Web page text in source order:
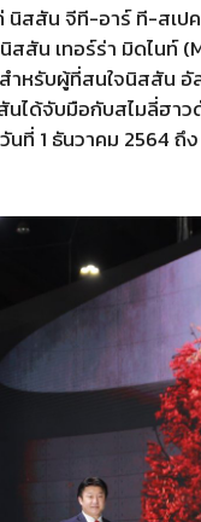
นิสสัน จีที-อาร์ ที-สเ
สัน เทอร์ร่า มิดไนท์
ำหรับผู้ที่สนใจนิสสัน
นได้จับมือกับสไมลี่ฮา
ที่ 1 ธันวาคม 2564 ถึ